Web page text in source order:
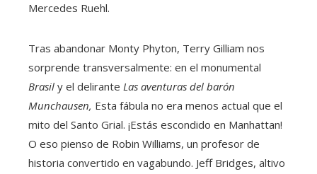
Mercedes Ruehl.
Tras abandonar Monty Phyton, Terry Gilliam nos
sorprende transversalmente: en el monumental
Brasil y el delirante Las aventuras del barón
Munchausen, Esta fábula no era menos actual que el
mito del Santo Grial. ¡Estás escondido en Manhattan!
O eso pienso de Robin Williams, un profesor de
historia convertido en vagabundo. Jeff Bridges, altivo